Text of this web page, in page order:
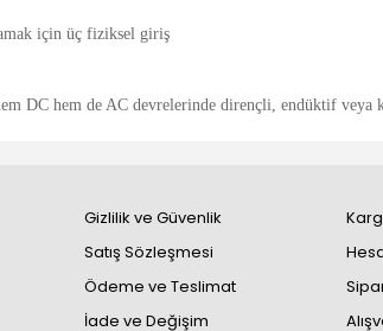
için üç fiziksel giriş
DC hem de AC devrelerinde dirençli, endüktif
Gizlilik ve Güvenlik
Satış Sözleşmesi
Ödeme ve Teslimat
İade ve Değişim